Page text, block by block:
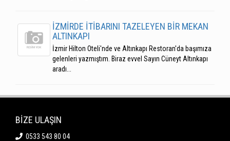
İZMİRDE İTİBARINI TAZELEYEN BİR MEKAN
ALTINKAPI
İzmir Hilton Oteli'nde ve Altınkapı Restoran'da başımıza
gelenleri yazmıştım. Biraz evvel Sayın Cüneyt Altınkapı
aradı...
BİZE ULAŞIN
0533 543 80 04